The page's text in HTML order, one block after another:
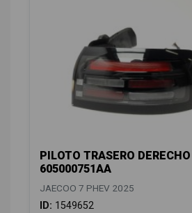
PILOTO TRASERO DERECHO
605000751AA
JAECOO 7 PHEV 2025
ID: 1549652